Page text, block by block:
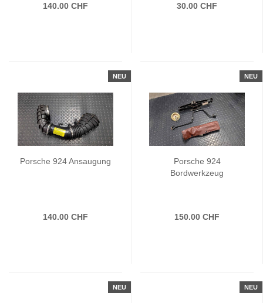
140.00 CHF 30.00 CHF
NEU
Porsche 924 Ansaugung
140.00 CHF
NEU
Porsche 924
Bordwerkzeug
150.00 CHF
NEU NEU